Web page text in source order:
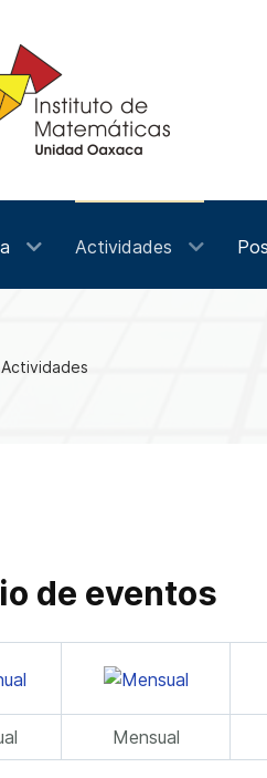
Actividades
Actividades
de eventos
Mensual